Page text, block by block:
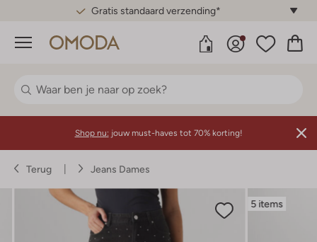
Gratis standaard verzending*
Menu
Shop nu: jouw must-haves tot 70% korting!
Terug Jeans Dames
5 items